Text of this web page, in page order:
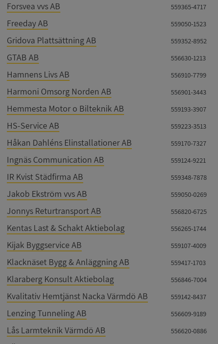
Forsvea vvs AB 559365-4717
Freeday AB 559050-1523
Gridova Plattsättning AB 559352-8952
GTAB AB 556630-1213
Hamnens Livs AB 556910-7799
Harmoni Omsorg Norden AB 556901-3443
Hemmesta Motor o Bilteknik AB 559193-3907
HS-Service AB 559223-3513
Håkan Dahléns Elinstallationer AB 559170-7327
Ingnäs Communication AB 559124-9221
IR Kvist Städfirma AB 559348-7878
Jakob Ekström vvs AB 559050-0269
Jonnys Returtransport AB 556820-6725
Kentas Last & Schakt Aktiebolag 556265-1744
Kijak Byggservice AB 559107-4009
Klacknäset Bygg & Anläggning AB 559417-1703
Klaraberg Konsult Aktiebolag 556846-7004
Kvalitativ Hemtjänst Nacka Värmdö AB 559142-8437
Lenzing Tunneling AB 556609-9189
Lås Larmteknik Värmdö AB 556620-0886